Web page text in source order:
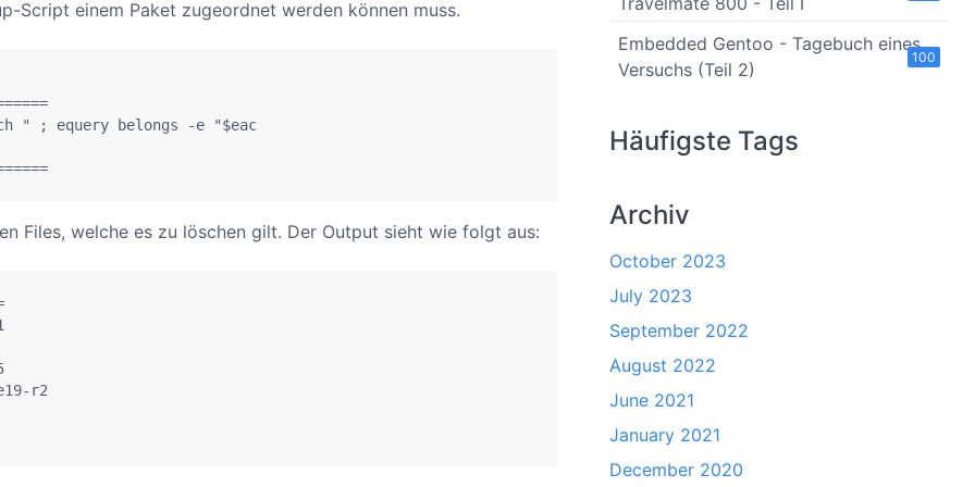
Script einem Paket zugeordnet werden können muss.
; equery belongs -e "$eac
Files, welche es zu löschen gilt. Der Output sieht wie folgt aus:
r2
100
Embedded Gentoo - Tagebuch eines
Versuchs (Teil 2)
Häufigste Tags
Archiv
October 2023
July 2023
September 2022
August 2022
June 2021
January 2021
December 2020